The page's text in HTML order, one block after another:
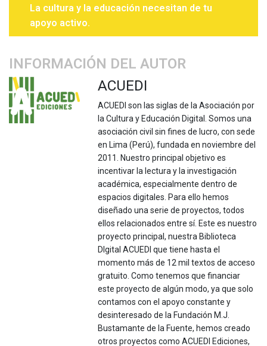
La cultura y la educación necesitan de tu
apoyo activo.
INFORMACIÓN DEL AUTOR
ACUEDI
ACUEDI son las siglas de la Asociación por
la Cultura y Educación Digital. Somos una
asociación civil sin fines de lucro, con sede
en Lima (Perú), fundada en noviembre del
2011. Nuestro principal objetivo es
incentivar la lectura y la investigación
académica, especialmente dentro de
espacios digitales. Para ello hemos
diseñado una serie de proyectos, todos
ellos relacionados entre sí. Este es nuestro
proyecto principal, nuestra Biblioteca
DIgital ACUEDI que tiene hasta el
momento más de 12 mil textos de acceso
gratuito. Como tenemos que financiar
este proyecto de algún modo, ya que solo
contamos con el apoyo constante y
desinteresado de la Fundación M.J.
Bustamante de la Fuente, hemos creado
otros proyectos como ACUEDI Ediciones,